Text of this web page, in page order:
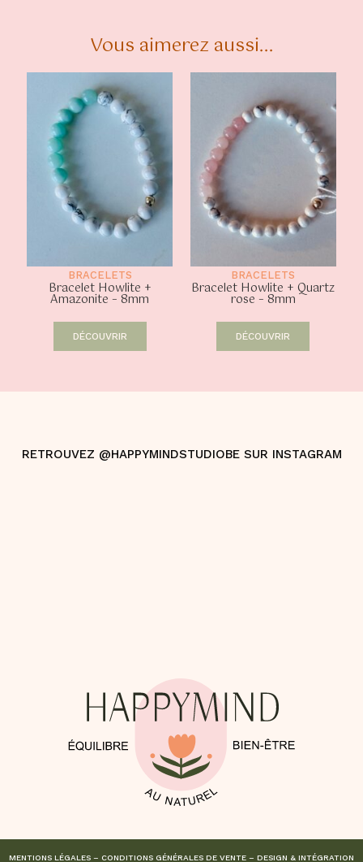
Vous aimerez aussi...
BRACELETS
Bracelet Howlite +
Amazonite – 8mm
DÉCOUVRIR
BRACELETS
Bracelet Howlite + Quartz
rose – 8mm
DÉCOUVRIR
RETROUVEZ @HAPPYMINDSTUDIOBE SUR INSTAGRAM
MENTIONS LÉGALES – CONDITIONS GÉNÉRALES DE VENTE – DESIGN & INTÉGRATION